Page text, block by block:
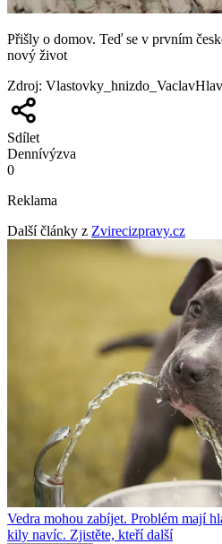
Přišly o domov. Teď se v prvním
nový život
Zdroj:
Sdílet
Dennívýzva
0
Reklama
Další články z Zvirecizpravy.cz
Vedra mohou zabíjet. Problém mají
kily navíc. Zjistěte, kteří další